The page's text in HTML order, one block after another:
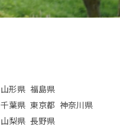
山形県 福島県
千葉県 東京都 神奈川県
山梨県 長野県